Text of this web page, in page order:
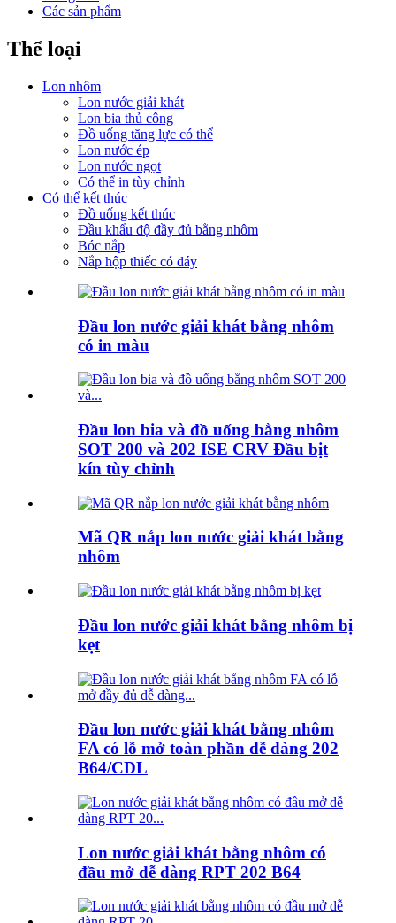
Các sản phẩm
Thể loại
Lon nhôm
Lon nước giải khát
Lon bia thủ công
Đồ uống tăng lực có thể
Lon nước ép
Lon nước ngọt
Có thể in tùy chỉnh
Có thể kết thúc
Đồ uống kết thúc
Đầu khẩu độ đầy đủ bằng nhôm
Bóc nắp
Nắp hộp thiếc có đáy
Đầu lon nước giải khát bằng nhôm
có in màu
Đầu lon bia và đồ uống bằng nhôm
SOT 200 và 202 ISE CRV Đầu bịt
kín tùy chỉnh
Mã QR nắp lon nước giải khát bằng
nhôm
Đầu lon nước giải khát bằng nhôm bị
kẹt
Đầu lon nước giải khát bằng nhôm
FA có lỗ mở toàn phần dễ dàng 202
B64/CDL
Lon nước giải khát bằng nhôm có
đầu mở dễ dàng RPT 202 B64